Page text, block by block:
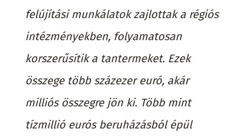
felújítási munkálatok zajlottak a régiós
intézményekben, folyamatosan
korszerűsítik a tantermeket. Ezek
összege több százezer euró, akár
milliós összegre jön ki. Több mint
tízmillió eurós beruházásból épül